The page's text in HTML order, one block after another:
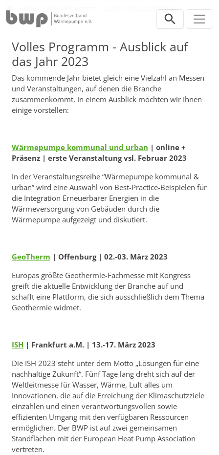
Volles Programm - Ausblick auf das Jahr 2023
Volles Programm - Ausblick auf
das Jahr 2023
Das kommende Jahr bietet gleich eine Vielzahl an Messen
und Veranstaltungen, auf denen die Branche
zusammenkommt. In einem Ausblick möchten wir Ihnen
einige vorstellen:
Wärmepumpe kommunal und urban | online +
Präsenz | erste Veranstaltung vsl. Februar 2023
In der Veranstaltungsreihe “Wärmepumpe kommunal &
urban” wird eine Auswahl von Best-Practice-Beispielen für
die Integration Erneuerbarer Energien in die
Wärmeversorgung von Gebäuden durch die
Wärmepumpe aufgezeigt und diskutiert.
GeoTherm | Offenburg | 02.-03. März 2023
Europas größte Geothermie-Fachmesse mit Kongress
greift die aktuelle Entwicklung der Branche auf und
schafft eine Plattform, die sich ausschließlich dem Thema
Geothermie widmet.
ISH | Frankfurt a.M. | 13.-17. März 2023
Die ISH 2023 steht unter dem Motto „Lösungen für eine
nachhaltige Zukunft“. Fünf Tage lang dreht sich auf der
Weltleitmesse für Wasser, Wärme, Luft alles um
Innovationen, die auf die Erreichung der Klimaschutzziele
einzahlen und einen verantwortungsvollen sowie
effizienten Umgang mit den verfügbaren Ressourcen
ermöglichen. Der BWP ist auf zwei gemeinsamen
Standflächen mit der European Heat Pump Association
vertreten.